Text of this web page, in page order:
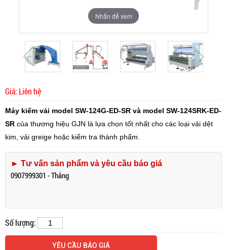
Nhấn để xem
Nhấn để xem
Nhấn để xem
Nhấn để xem
Nhấn để xem
Giá: Liên hệ
Máy kiểm vải model SW-124G-ED-SR và model SW-124SRK-ED-
SR của thương hiệu GJN là lựa chọn tốt nhất cho các loại vải dệt
kim, vải greige hoặc kiểm tra thành phẩm.
► Tư vấn sản phẩm và yêu cầu báo giá
0907999301 - Thắng
Số lượng:
YÊU CẦU BÁO GIÁ